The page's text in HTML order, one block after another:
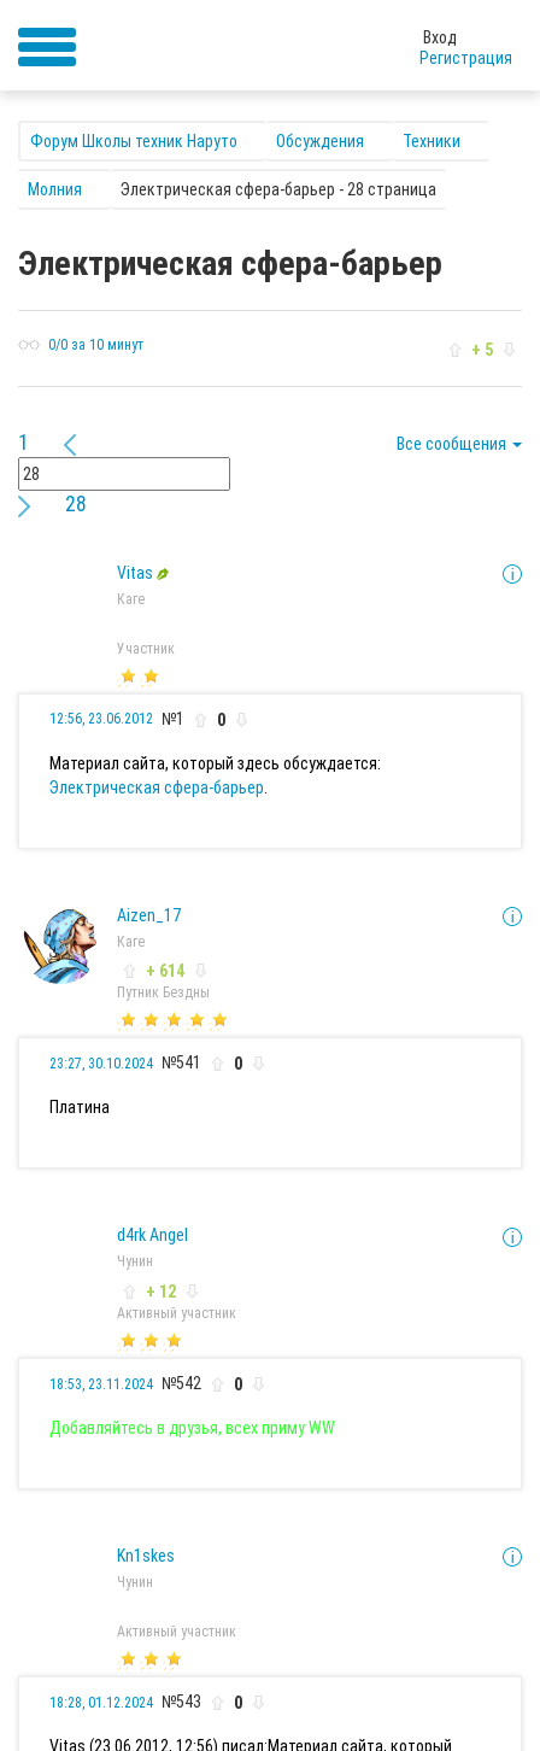
Вход
Регистрация
Форум Школы техник Наруто Обсуждения Техники
Молния Электрическая сфера-барьер - 28 страница
Электрическая сфера-барьер
0/0 за 10 минут + 5
1
28
Все сообщения
Vitas
Каге
Участник
12:56, 23.06.2012 №1 0
Материал сайта, который здесь обсуждается:
Электрическая сфера-барьер
Aizen_17
Каге
+ 614
Путник Бездны
23:27, 30.10.2024 №541 0
Платина
d4rk Angel
Чунин
+ 12
Активный участник
18:53, 23.11.2024 №542 0
Добавляйтесь в друзья, всех приму WW
Kn1skes
Чунин
Активный участник
18:28, 01.12.2024 №543 0
Vitas (23.06.2012, 12:56) писал:Материал сайта, который